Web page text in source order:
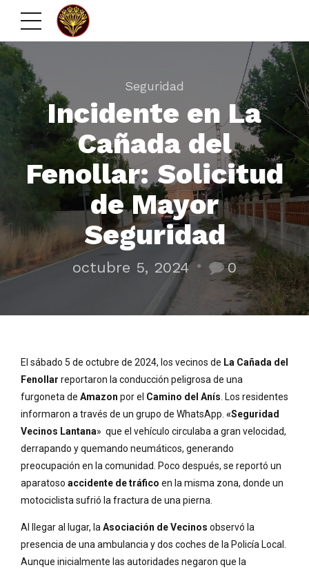
Seguridad
Incidente en La
Cañada del
Fenollar: Solicitud
de Mayor
Seguridad
octubre 5, 2024 0
El sábado 5 de octubre de 2024, los vecinos de La Cañada del
Fenollar reportaron la conducción peligrosa de una
furgoneta de Amazon por el Camino del Anís . Los residentes
informaron a través de un grupo de WhatsApp. «Seguridad
Vecinos Lantana» que el vehículo circulaba a gran velocidad,
derrapando y quemando neumáticos, generando
preocupación en la comunidad. Poco después, se reportó un
aparatoso accidente de tráfico en la misma zona, donde un
motociclista sufrió la fractura de una pierna.
Al llegar al lugar, la Asociación de Vecinos observó la
presencia de una ambulancia y dos coches de la Policía Local.
Aunque inicialmente las autoridades negaron que la